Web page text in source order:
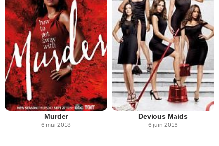
Murder
6 mai 2018
Devious Maids
6 juin 2016